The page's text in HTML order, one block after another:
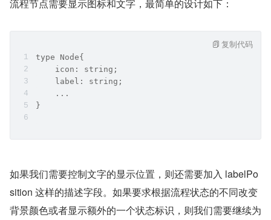
流程节点需要显示图标和文字，最简单的设计如下：
type Node{
    icon: string;
    label: string;
    ...
}
复制代码
如果我们需要控制文字的显示位置，则还需要加入 labelPo
sition 这样的描述字段。如果要求根据流程状态的不同改变
背景颜色或者显示额外的一个状态标识，则我们需要继续为